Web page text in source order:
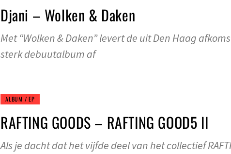
Djani – Wolken & Daken
Met “Wolken & Daken” levert de uit Den Haag
sterk debuutalbum af
ALBUM / EP
RAFTING GOODS – RAFTING GOOD5 II
Als je dacht dat het vijfde deel van het collectief